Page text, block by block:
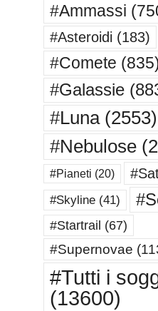
#Ammassi
#Asteroidi (183)
#Comete
#Galassie
#Luna(2553)
#Nebulose
#Pianeti (20)
#Skyline(41)
#Startrail (67)
#Supernovae
#Tutti i
(13600)